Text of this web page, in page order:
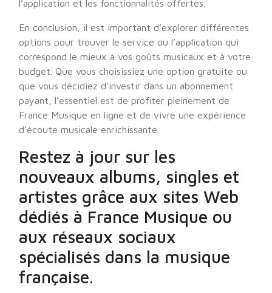
l’application et les fonctionnalités offertes.
En conclusion, il est important d’explorer différentes
options pour trouver le service ou l’application qui
correspond le mieux à vos goûts musicaux et à votre
budget. Que vous choisissiez une option gratuite ou
que vous décidiez d’investir dans un abonnement
payant, l’essentiel est de profiter pleinement de
France Musique en ligne et de vivre une expérience
d’écoute musicale enrichissante.
Restez à jour sur les
nouveaux albums, singles et
artistes grâce aux sites Web
dédiés à France Musique ou
aux réseaux sociaux
spécialisés dans la musique
française.